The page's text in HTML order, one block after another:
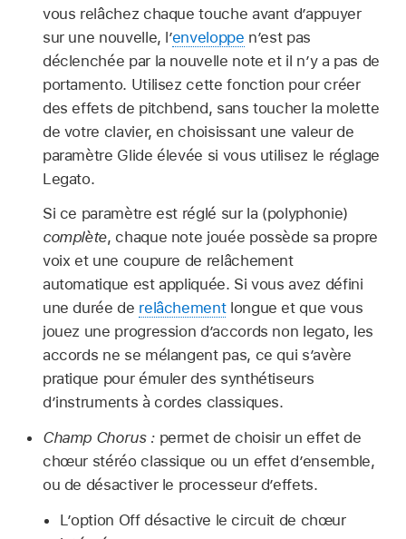
vous relâchez chaque touche avant d’appuyer
sur une nouvelle, l’enveloppe n’est pas
déclenchée par la nouvelle note et il n’y a pas de
portamento. Utilisez cette fonction pour créer
des effets de pitchbend, sans toucher la molette
de votre clavier, en choisissant une valeur de
paramètre Glide élevée si vous utilisez le réglage
Legato.
Si ce paramètre est réglé sur la (polyphonie)
complète, chaque note jouée possède sa propre
voix et une coupure de relâchement
automatique est appliquée. Si vous avez défini
une durée de relâchementlongue et que vous
jouez une progression d’accords non legato, les
accords ne se mélangent pas, ce qui s’avère
pratique pour émuler des synthétiseurs
d’instruments à cordes classiques.
Champ Chorus :permet de choisir un effet de
chœur stéréo classique ou un effet d’ensemble,
ou de désactiver le processeur d’effets.
L’option Off désactive le circuit de chœur